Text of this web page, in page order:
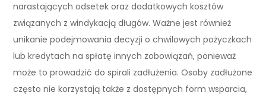
narastających odsetek oraz dodatkowych kosztów
związanych z windykacją długów. Ważne jest również
unikanie podejmowania decyzji o chwilowych pożyczkach
lub kredytach na spłatę innych zobowiązań, ponieważ
może to prowadzić do spirali zadłużenia. Osoby zadłużone
często nie korzystają także z dostępnych form wsparcia,